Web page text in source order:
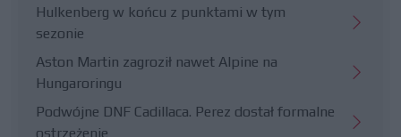
Hulkenberg w końcu z punktami w tym
sezonie
Aston Martin zagroził nawet Alpine na
Hungaroringu
Podwójne DNF Cadillaca. Perez dostał formalne
ostrzeżenie